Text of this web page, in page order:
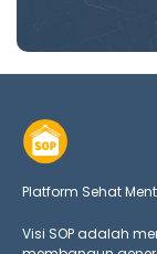
Platform Sehat
Visi SOP adalah